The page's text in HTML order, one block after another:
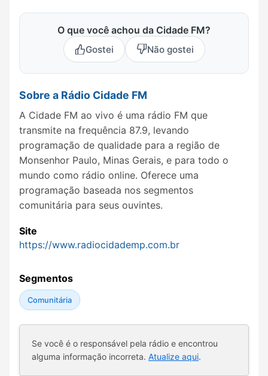
O que você achou da Cidade FM?
Gostei Não gostei
Sobre a Rádio Cidade FM
A Cidade FM ao vivo é uma rádio FM que
transmite na frequência 87.9, levando
programação de qualidade para a região de
Monsenhor Paulo, Minas Gerais, e para todo o
mundo como rádio online. Oferece uma
programação baseada nos segmentos
comunitária para seus ouvintes.
Site
https://www.radiocidademp.com.br
Segmentos
Comunitária
Se você é o responsável pela rádio e encontrou
alguma informação incorreta. Atualize aqui.